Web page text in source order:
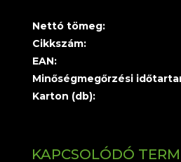
Nettó tömeg:
Cikkszám:
EAN:
Minőségmegőrzési
Karton (db):
KAPCSOLÓDÓ